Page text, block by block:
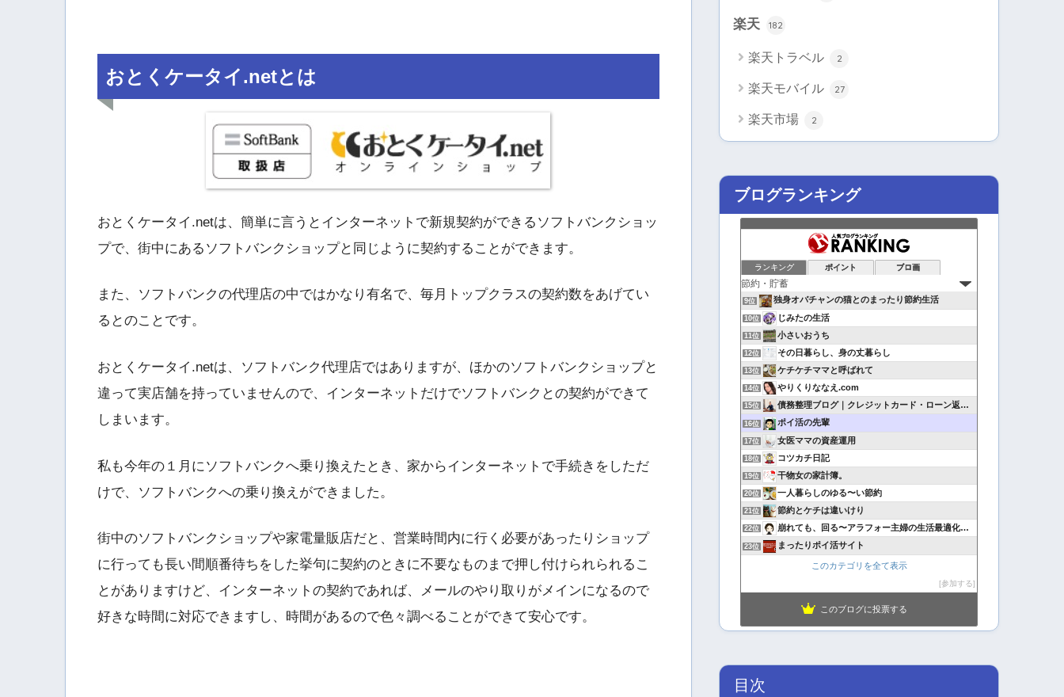
おとくケータイ.netとは
おとくケータイ.netは、簡単に言うとインターネットで新規契約ができるソフトバンクショッ
プで、街中にあるソフトバンクショップと同じように契約することができます。
また、ソフトバンクの代理店の中ではかなり有名で、毎月トップクラスの契約数をあげてい
るとのことです。
おとくケータイ.netは、ソフトバンク代理店ではありますが、ほかのソフトバンクショップと
違って実店舗を持っていませんので、インターネットだけでソフトバンクとの契約ができて
しまいます。
私も今年の１月にソフトバンクへ乗り換えたとき、家からインターネットで手続きをしただ
けで、ソフトバンクへの乗り換えができました。
街中のソフトバンクショップや家電量販店だと、営業時間内に行く必要があったりショップ
に行っても長い間順番待ちをした挙句に契約のときに不要なものまで押し付けられられるこ
とがありますけど、インターネットの契約であれば、メールのやり取りがメインになるので
好きな時間に対応できますし、時間があるので色々調べることができて安心です。
楽天 182
楽天トラベル 2
楽天モバイル 27
楽天市場 2
ブログランキング
ランキング ポイント ブロ画
9位 独身オバチャンの猫とのまったり節約生活
10位 じみたの生活
11位 小さいおうち
12位 その日暮らし、身の丈暮らし
13位 ケチケチママと呼ばれて
14位 やりくりななえ.com
15位 債務整理ブログ｜クレジットカード・ローン返済で悩んでいる方へ
16位 ポイ活の先輩
17位 女医ママの資産運用
18位 コツカチ日記
19位 干物女の家計簿。
20位 一人暮らしのゆる〜い節約
21位 節約とケチは違いけり
22位 崩れても、回る〜アラフォー主婦の生活最適化日記
23位 まったりポイ活サイト
このカテゴリを全て表示
参加する
このブログに投票する
目次